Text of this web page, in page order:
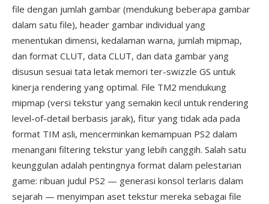
file dengan jumlah gambar (mendukung beberapa gambar
dalam satu file), header gambar individual yang
menentukan dimensi, kedalaman warna, jumlah mipmap,
dan format CLUT, data CLUT, dan data gambar yang
disusun sesuai tata letak memori ter-swizzle GS untuk
kinerja rendering yang optimal. File TM2 mendukung
mipmap (versi tekstur yang semakin kecil untuk rendering
level-of-detail berbasis jarak), fitur yang tidak ada pada
format TIM asli, mencerminkan kemampuan PS2 dalam
menangani filtering tekstur yang lebih canggih. Salah satu
keunggulan adalah pentingnya format dalam pelestarian
game: ribuan judul PS2 — generasi konsol terlaris dalam
sejarah — menyimpan aset tekstur mereka sebagai file